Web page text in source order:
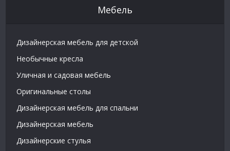
Мебель
Дизайнерская мебель для детской
Необычные кресла
Уличная и садовая мебель
Оригинальные столы
Дизайнерская мебель для спальни
Дизайнерская мебель
Дизайнерские стулья